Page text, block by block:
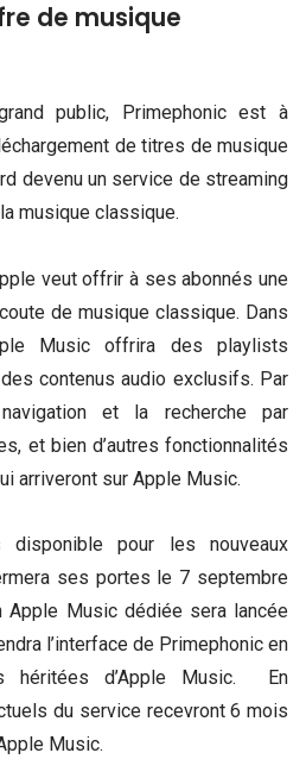
de musique
public, Primephonic est à
de titres de musique
devenu un service de streaming
musique classique.
veut offrir à ses abonnés une
de musique classique. Dans
Music offrira des playlists
contenus audio exclusifs. Par
et la recherche par
et bien d’autres fonctionnalités
arriveront sur Apple Music.
disponible pour les nouveaux
ses portes le 7 septembre
Apple Music dédiée sera lancée
l’interface de Primephonic en
héritées d’Apple Music. En
du service recevront 6 mois
Music.